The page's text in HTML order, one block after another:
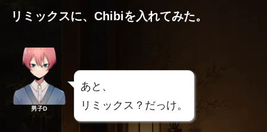
リミックスに、Chibiを入れてみた。
男子D
あと、
リミックス？だっけ。